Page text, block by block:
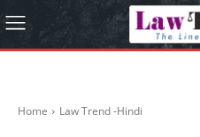
Home Law Trend -Hindi